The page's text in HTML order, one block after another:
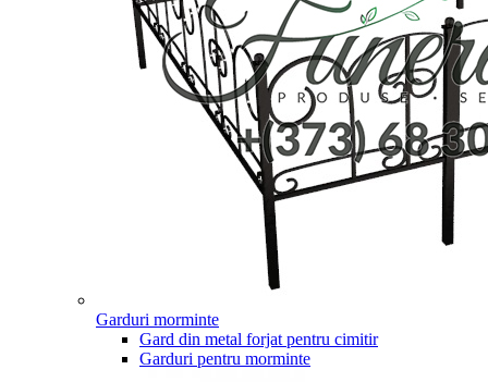
Garduri morminte
Gard din metal forjat pentru cimitir
Garduri pentru morminte